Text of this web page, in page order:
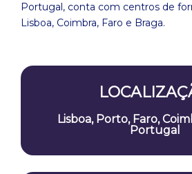
Portugal, conta com centros de
Lisboa, Coimbra, Faro e Braga.
Lisboa, Porto, Faro,
Portugal